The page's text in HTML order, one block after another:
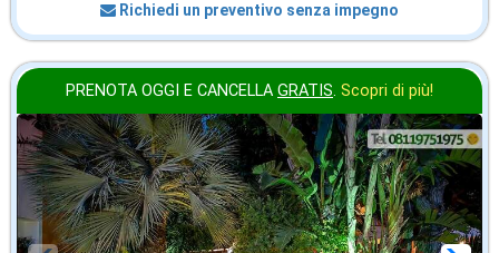
Richiedi un preventivo senza impegno
PRENOTA OGGI E CANCELLA GRATIS. Scopri di più!
2026 FERRAGOSTO
in offerta da
€80,00